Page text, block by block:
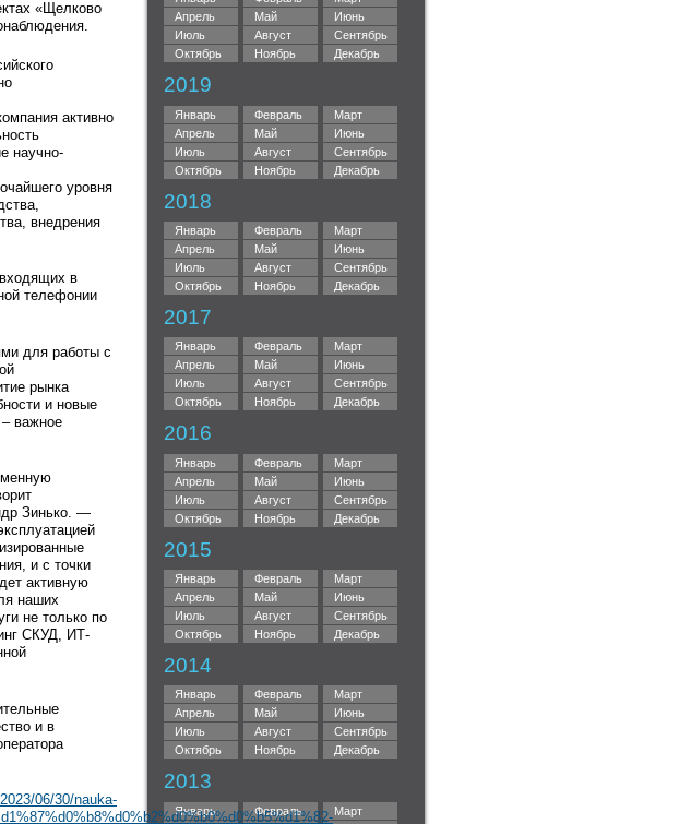
Апрель
Май
Июнь
Июль
Август
Сентябрь
Октябрь
Ноябрь Декабрь
2019
Январь Февраль
Март
Апрель
Май
Июнь
Июль
Август
Сентябрь
Октябрь
Ноябрь Декабрь
2018
Январь Февраль
Март
Апрель
Май
Июнь
Июль
Август
Сентябрь
Октябрь
Ноябрь Декабрь
2017
Январь Февраль
Март
Апрель
Май
Июнь
Июль
Август
Сентябрь
Октябрь
Ноябрь Декабрь
2016
Январь Февраль
Март
Апрель
Май
Июнь
Июль
Август
Сентябрь
Октябрь
Ноябрь Декабрь
2015
Январь Февраль
Март
Апрель
Май
Июнь
Июль
Август
Сентябрь
Октябрь
Ноябрь Декабрь
2014
Январь Февраль
Март
Апрель
Май
Июнь
Июль
Август
Сентябрь
Октябрь
Ноябрь Декабрь
2013
Январь Февраль
Март
«Щелково
активно
научно-
уровня
внедрения
в
телефонии
для работы с
рынка
и новые
важное
Зинько. —
и с точки
активную
наших
не только по
СКУД, ИТ-
и в
06/30/nauka-